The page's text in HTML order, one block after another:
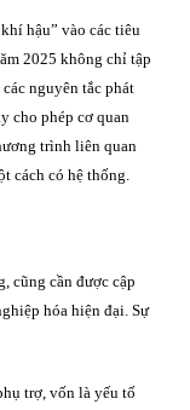
hậu” vào các tiêu
2025 không chỉ tập
nguyên tắc phát
cho phép cơ quan
trình liên quan
cách có hệ thống.
cũng cần được cập
hóa hiện đại. Sự
trợ, vốn là yếu tố